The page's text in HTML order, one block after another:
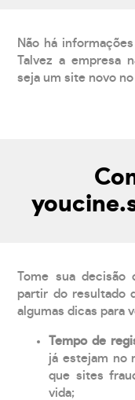
Não há
Talvez a empresa
seja um site novo
Tome sua decisão
partir do resultado
algumas dicas para
Tempo de
já estejam no
que sites
vida;